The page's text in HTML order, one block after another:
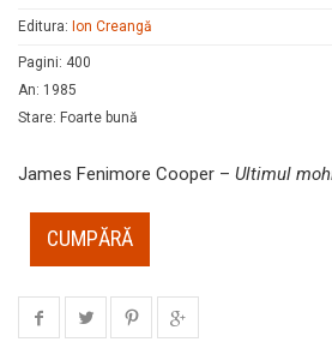
Editura: Ion Creangă
Pagini: 400
An: 1985
Stare: Foarte bună
James Fenimore Cooper – Ultimul
CUMPĂRĂ